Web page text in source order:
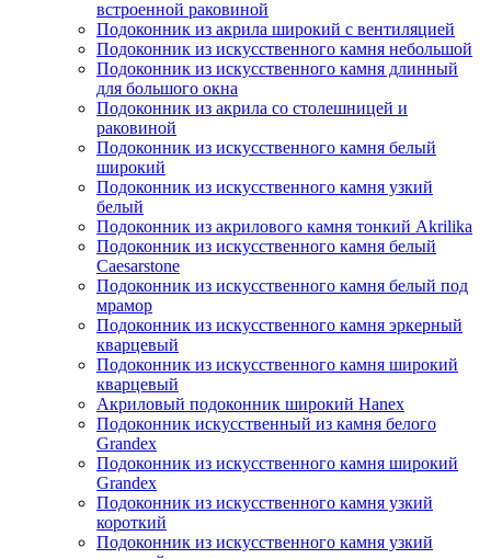
встроенной раковиной
Подоконник из акрила широкий с вентиляцией
Подоконник из искусственного камня небольшой
Подоконник из искусственного камня длинный
для большого окна
Подоконник из акрила со столешницей и
раковиной
Подоконник из искусственного камня белый
широкий
Подоконник из искусственного камня узкий
белый
Подоконник из акрилового камня тонкий Akrilika
Подоконник из искусственного камня белый
Caesarstone
Подоконник из искусственного камня белый под
мрамор
Подоконник из искусственного камня эркерный
кварцевый
Подоконник из искусственного камня широкий
кварцевый
Акриловый подоконник широкий Hanex
Подоконник искусственный из камня белого
Grandex
Подоконник из искусственного камня широкий
Grandex
Подоконник из искусственного камня узкий
короткий
Подоконник из искусственного камня узкий